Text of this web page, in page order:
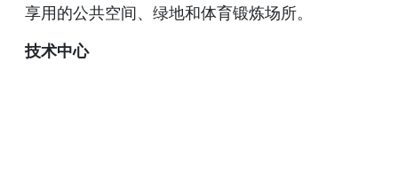
享用的公共空间、绿地和体育锻炼场所。
技术中心